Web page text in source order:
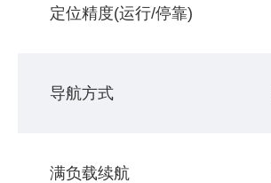
定位精度(运行/停靠)
导航方式
满负载续航